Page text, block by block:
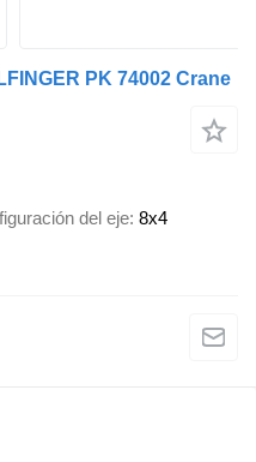
PK 74002 Crane
del eje 8x4